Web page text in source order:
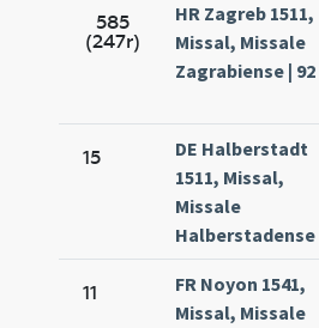
585
(247r)
HR Zagreb 1511,
Missal, Missale
Zagrabiense | 92
15
DE Halberstadt
1511, Missal,
Missale
Halberstadense
11
FR Noyon 1541,
Missal, Missale